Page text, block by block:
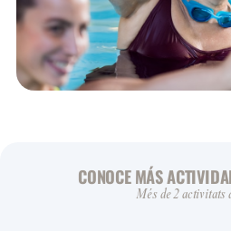
CONOCE MÁS
Més de 2 activitats